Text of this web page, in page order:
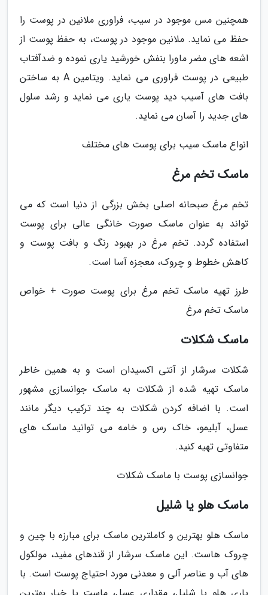
همچنین مس موجود در سیب، فراوری ملانین در پوست را
حفظ می نماید. ملانین موجود در پوست، به حفظ پوست از
اشعه های مضر ماورا بنفش خورشید یاری نموده و ضدآفتاب
طبیعی در پوست فراوری می نماید. ویتامین A به ساختن
بافت های آسیب دید پوست یاری می نماید و رشد سلول
های جدید را آسان می نماید.
انواع ماسک سیب برای پوست های مختلف
ماسک تخم مرغ
تخم مرغ صبحانه اصلی بخش بزرگی از دنیا است که می
تواند به عنوان ماسک صورت خانگی عالی برای پوست
استفاده گردد. تخم مرغ در بهبود رنگ و بافت پوست و
کاهش خطوط و چروک، معجزه آسا است.
طرز تهیه ماسک تخم مرغ برای پوست صورت + خواص
ماسک تخم مرغ
ماسک شکلات
شکلات سرشار از آنتی اکسیدان است و به همین خاطر
ماسک تهیه شده از شکلات به ماسک جوانسازی مشهور
است. با اضافه کردن شکلات به چند ترکیب دیگر مانند
عسل، آبلیمو، خاک رس و خامه می توانید ماسک های
متفاوتی تهیه کنید.
جوانسازی پوست با ماسک شکلات
ماسک هلو یا شلیل
ماسک هلو بهترین و کاملترین ماسک برای مبارزه با چین و
چروک هاست. این ماسک سرشار از قندهای مفید، مولکول
های آب و عناصر آلی و معدنی مورد احتیاج پوست است. با